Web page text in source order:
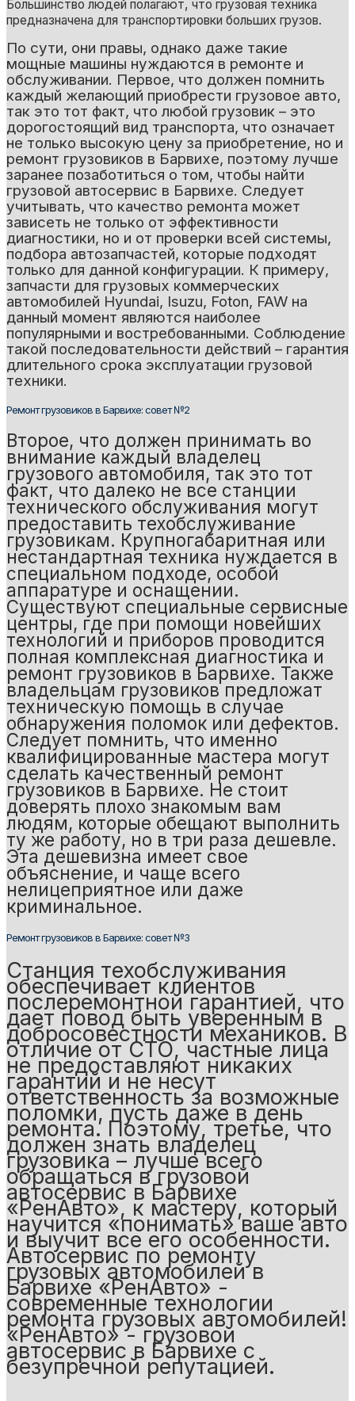
Большинство людей полагают, что грузовая техника
предназначена для транспортировки больших грузов.
По сути, они правы, однако даже такие
мощные машины нуждаются в ремонте и
обслуживании. Первое, что должен помнить
каждый желающий приобрести грузовое авто,
так это тот факт, что любой грузовик – это
дорогостоящий вид транспорта, что означает
не только высокую цену за приобретение, но и
ремонт грузовиков в Барвихе, поэтому лучше
заранее позаботиться о том, чтобы найти
грузовой автосервис в Барвихе. Следует
учитывать, что качество ремонта может
зависеть не только от эффективности
диагностики, но и от проверки всей системы,
подбора автозапчастей, которые подходят
только для данной конфигурации. К примеру,
запчасти для грузовых коммерческих
автомобилей Hyundai, Isuzu, Foton, FAW на
данный момент являются наиболее
популярными и востребованными. Соблюдение
такой последовательности действий – гарантия
длительного срока эксплуатации грузовой
техники.
Ремонт грузовиков в Барвихе: совет №2
Второе, что должен принимать во
внимание каждый владелец
грузового автомобиля, так это тот
факт, что далеко не все станции
технического обслуживания могут
предоставить техобслуживание
грузовикам. Крупногабаритная или
нестандартная техника нуждается в
специальном подходе, особой
аппаратуре и оснащении.
Существуют специальные сервисные
центры, где при помощи новейших
технологий и приборов проводится
полная комплексная диагностика и
ремонт грузовиков в Барвихе. Также
владельцам грузовиков предложат
техническую помощь в случае
обнаружения поломок или дефектов.
Следует помнить, что именно
квалифицированные мастера могут
сделать качественный ремонт
грузовиков в Барвихе. Не стоит
доверять плохо знакомым вам
людям, которые обещают выполнить
ту же работу, но в три раза дешевле.
Эта дешевизна имеет свое
объяснение, и чаще всего
нелицеприятное или даже
криминальное.
Ремонт грузовиков в Барвихе: совет №3
Станция техобслуживания
обеспечивает клиентов
послеремонтной гарантией, что
дает повод быть уверенным в
добросовестности механиков. В
отличие от СТО, частные лица
не предоставляют никаких
гарантий и не несут
ответственность за возможные
поломки, пусть даже в день
ремонта. Поэтому, третье, что
должен знать владелец
грузовика – лучше всего
обращаться в грузовой
автосервис в Барвихе
«РенАвто», к мастеру, который
научится «понимать» ваше авто
и выучит все его особенности.
Автосервис по ремонту
грузовых автомобилей в
Барвихе «РенАвто» -
современные технологии
ремонта грузовых автомобилей!
«РенАвто» - грузовой
автосервис в Барвихе с
безупречной репутацией.